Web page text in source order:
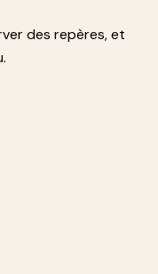
des repères, et